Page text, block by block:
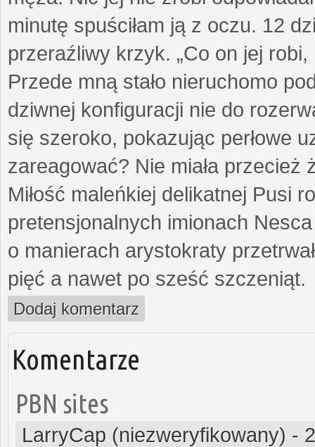
minutę spuściłam ją z oczu. 12
przeraźliwy krzyk. „Co on jej
Przede mną stało nieruchomo
dziwnej konfiguracji nie do
się szeroko, pokazując perłowe
zareagować? Nie miała przecież
Miłość maleńkiej delikatnej Pusi
pretensjonalnych imionach
o manierach arystokraty
pięć a nawet po sześć szczeniąt.
Dodaj komentarz
Komentarze
PBN sites
LarryCap (niezweryfikowany) -